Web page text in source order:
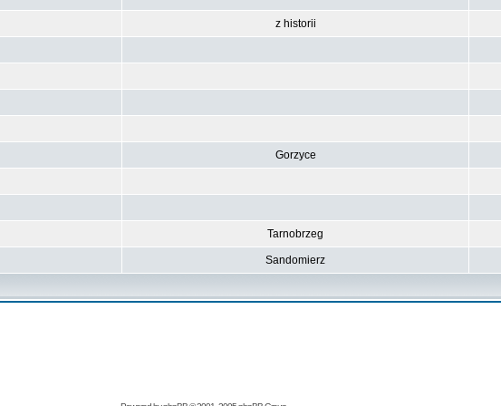
z historii
Gorzyce
Tarnobrzeg
Sandomierz